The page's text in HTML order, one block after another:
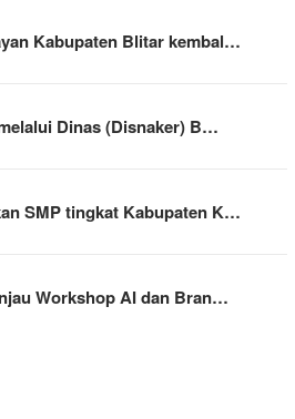
Kabupaten Blitar kembal…
Dinas (Disnaker) B…
SMP tingkat Kabupaten K…
Workshop AI dan Bran…